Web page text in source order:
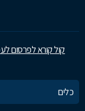
קול קורא לפרסום
כלים